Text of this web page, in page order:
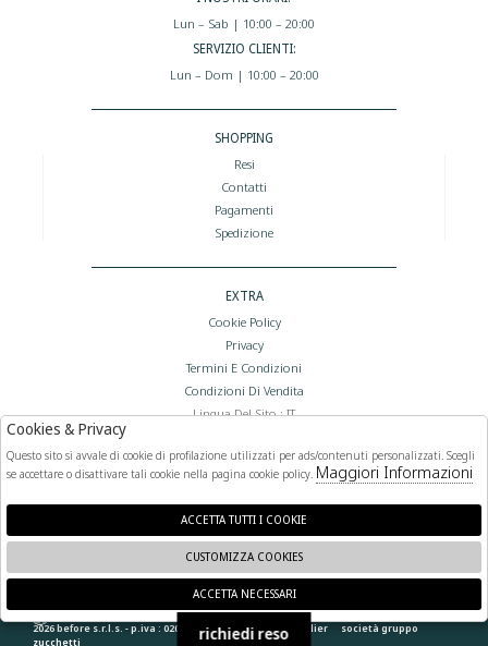
Lun – Sab | 10:00 – 20:00
SERVIZIO CLIENTI:
Lun – Dom | 10:00 – 20:00
SHOPPING
Resi
Contatti
Pagamenti
Spedizione
EXTRA
Cookie Policy
Privacy
Termini E Condizioni
Condizioni Di Vendita
Lingua Del Sito : IT
FOLLOW US
2026 before s.r.l.s. - p.iva : 02066400892 powered by atelier società gruppo
zucchetti
🍪
richiedi reso
Cookies & Privacy
Questo sito si avvale di cookie di profilazione utilizzati per ads/contenuti personalizzati. Scegli
se accettare o disattivare tali cookie nella pagina cookie policy. Maggiori Informazioni
ACCETTA TUTTI I COOKIE
CUSTOMIZZA COOKIES
ACCETTA NECESSARI